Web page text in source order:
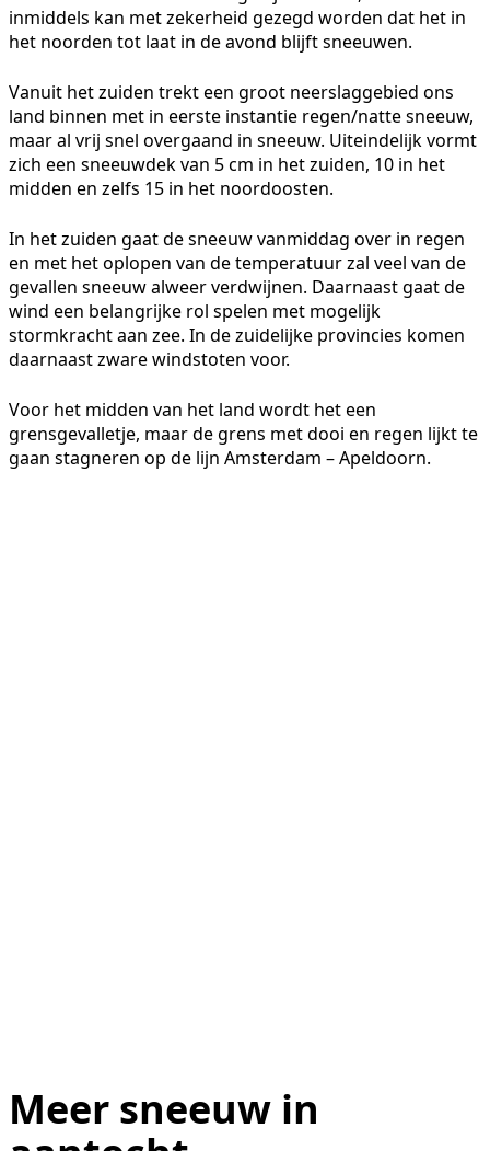
inmiddels kan met zekerheid gezegd worden dat het in
het noorden tot laat in de avond blijft sneeuwen.
Vanuit het zuiden trekt een groot neerslaggebied ons
land binnen met in eerste instantie regen/natte sneeuw,
maar al vrij snel overgaand in sneeuw. Uiteindelijk vormt
zich een sneeuwdek van 5 cm in het zuiden, 10 in het
midden en zelfs 15 in het noordoosten.
In het zuiden gaat de sneeuw vanmiddag over in regen
en met het oplopen van de temperatuur zal veel van de
gevallen sneeuw alweer verdwijnen. Daarnaast gaat de
wind een belangrijke rol spelen met mogelijk
stormkracht aan zee. In de zuidelijke provincies komen
daarnaast zware windstoten voor.
Voor het midden van het land wordt het een
grensgevalletje, maar de grens met dooi en regen lijkt te
gaan stagneren op de lijn Amsterdam – Apeldoorn.
Meer sneeuw in